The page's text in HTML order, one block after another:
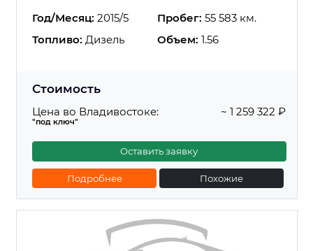
Год/Месяц: 2015/5 Пробег: 55 583 км.
Топливо: Дизель Объем: 1.56
Стоимость
Цена во Владивостоке:
"под ключ"
~ 1 259 322 ₽
Оставить заявку
Подробнее Похожие